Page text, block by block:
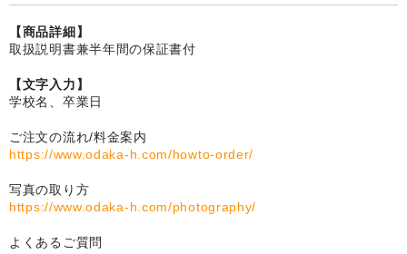
目覚まし時計(集合)
温湿度計付目覚まし時計
制服メモリー
卒部卒団記念品
運動部・スポーツクラブ
【商品詳細】
取扱説明書兼半年間の保証書付
【文字入力】
学校名、卒業日
ご注文の流れ/料金案内
https://www.odaka-h.com/howto-order/
写真の取り方
https://www.odaka-h.com/photography/
よくあるご質問